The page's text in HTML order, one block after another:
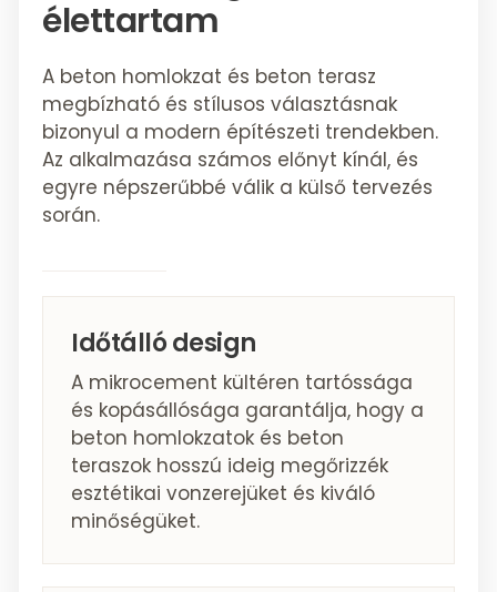
élettartam
A beton homlokzat és beton terasz
megbízható és stílusos választásnak
bizonyul a modern építészeti trendekben.
Az alkalmazása számos előnyt kínál, és
egyre népszerűbbé válik a külső tervezés
során.
Időtálló design
A mikrocement kültéren tartóssága
és kopásállósága garantálja, hogy a
beton homlokzatok és beton
teraszok hosszú ideig megőrizzék
esztétikai vonzerejüket és kiváló
minőségüket.